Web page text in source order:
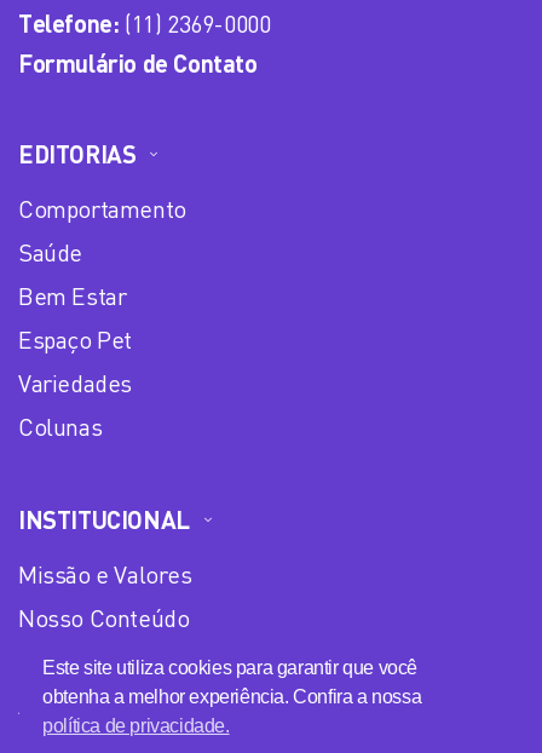
Este site utiliza cookies para garantir que você
obtenha a melhor experiência. Confira a nossa
política de privacidade.
Telefone: (11) 2369-0000
Formulário de Contato
EDITORIAS
Comportamento
Saúde
Bem Estar
Espaço Pet
Variedades
Colunas
INSTITUCIONAL
Missão e Valores
Nosso Conteúdo
Equipe
Anuncie no Plena Mulher